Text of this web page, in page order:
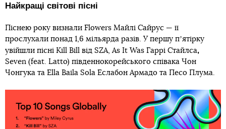
Найкращі світові пісні
Піснею року визнали Flowers Майлі Сайрус — її
прослухали понад 1,6 мільярда разів. У першу пʼятірку
увійшли пісні Kill Bill від SZA, As It Was Гаррі Стайлса,
Seven (feat. Latto) південнокорейського співака Чон
Чонгука та Ella Baila Sola Еслабон Армадо та Песо Плума.